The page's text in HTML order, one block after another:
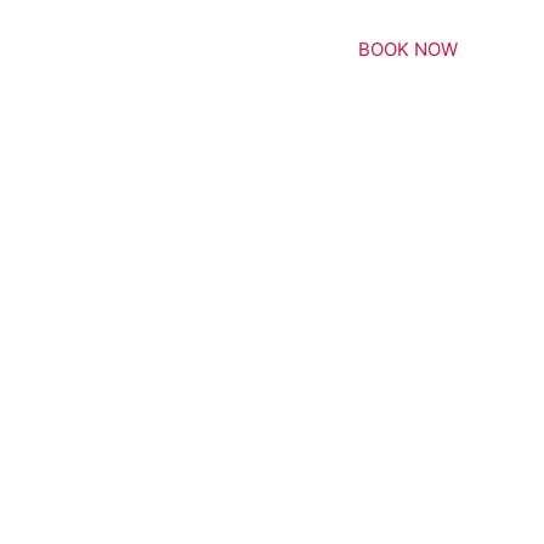
BOOK NOW